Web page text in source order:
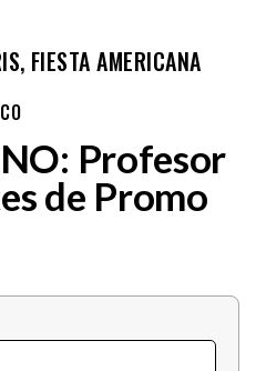
FIESTA AMERICANA
Profesor
de Promo